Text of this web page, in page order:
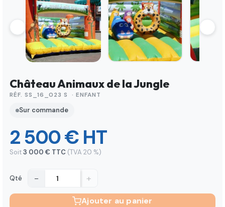
Château Animaux de la Jungle
RÉF. SS_16_023 S · ENFANT
Sur commande
2 500 € HT
Soit3 000 € TTC (TVA 20 %)
Qté − +
Ajouter au panier